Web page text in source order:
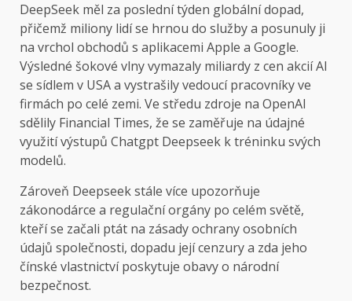
DeepSeek měl za poslední týden globální dopad,
přičemž miliony lidí se hrnou do služby a posunuly ji
na vrchol obchodů s aplikacemi Apple a Google.
Výsledné šokové vlny vymazaly miliardy z cen akcií AI
se sídlem v USA a vystrašily vedoucí pracovníky ve
firmách po celé zemi. Ve středu zdroje na OpenAI
sdělily Financial Times, že se zaměřuje na údajné
využití výstupů Chatgpt Deepseek k tréninku svých
modelů.
Zároveň Deepseek stále více upozorňuje
zákonodárce a regulační orgány po celém světě,
kteří se začali ptát na zásady ochrany osobních
údajů společnosti, dopadu její cenzury a zda jeho
čínské vlastnictví poskytuje obavy o národní
bezpečnost.